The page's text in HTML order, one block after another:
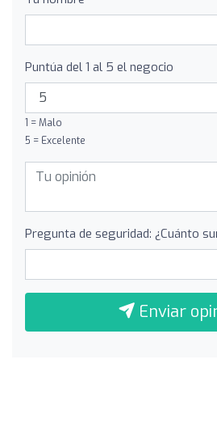
Puntúa del 1 al 5 el negocio
1 = Malo
5 = Excelente
Pregunta de seguridad: ¿Cuánto
Enviar